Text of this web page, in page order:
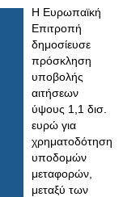
Η Ευρωπαϊκή
Επιτροπή
δημοσίευσε
πρόσκληση
υποβολής
αιτήσεων
ύψους 1,1 δισ.
ευρώ για
χρηματοδότηση
υποδομών
μεταφορών,
μεταξύ των